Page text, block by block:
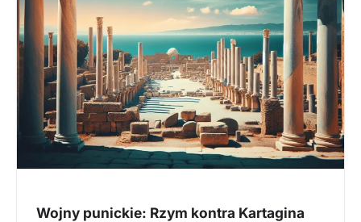
Wojny punickie: Rzym kontra Kartagina